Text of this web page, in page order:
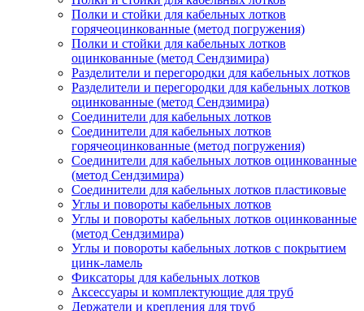
Полки и стойки для кабельных лотков
горячеоцинкованные (метод погружения)
Полки и стойки для кабельных лотков
оцинкованные (метод Сендзимира)
Разделители и перегородки для кабельных лотков
Разделители и перегородки для кабельных лотков
оцинкованные (метод Сендзимира)
Соединители для кабельных лотков
Соединители для кабельных лотков
горячеоцинкованные (метод погружения)
Соединители для кабельных лотков оцинкованные
(метод Сендзимира)
Соединители для кабельных лотков пластиковые
Углы и повороты кабельных лотков
Углы и повороты кабельных лотков оцинкованные
(метод Сендзимира)
Углы и повороты кабельных лотков с покрытием
цинк-ламель
Фиксаторы для кабельных лотков
Аксессуары и комплектующие для труб
Держатели и крепления для труб